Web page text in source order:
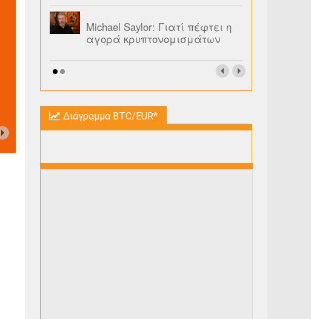
Michael Saylor: Γιατί πέφτει η
αγορά κρυπτονομισμάτων
Διάγραμμα BTC/EUR*